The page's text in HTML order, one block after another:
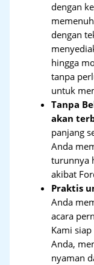
dengan
dengan
hingga
tanpa
untuk
Tanpa
akan
panjang
Anda
turunnya
akibat
Praktis
Anda
acara
Kami
Anda,
nyaman